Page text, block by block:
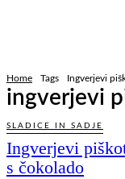
Home Tags Ingverjevi
ingverjevi
SLADICE IN SADJE
Ingverjevi
s čokolado